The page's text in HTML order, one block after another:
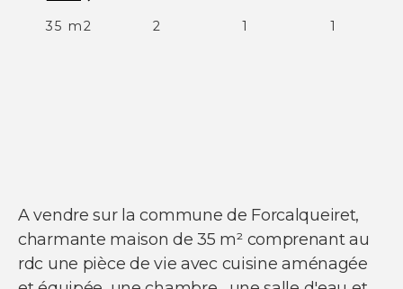
35 m2 2 1 1
A vendre sur la commune de Forcalqueiret,
charmante maison de 35 m² comprenant au
rdc une pièce de vie avec cuisine aménagée